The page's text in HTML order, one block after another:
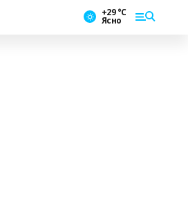
+29 °С
Ясно